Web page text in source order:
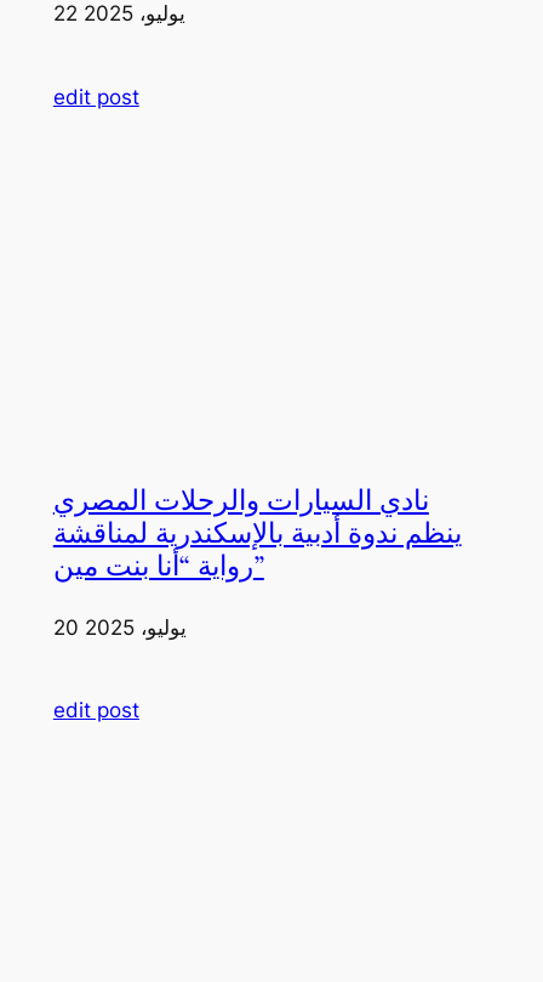
22 يوليو، 2025
edit post
نادي السيارات والرحلات المصري
ينظم ندوة أدبية بالإسكندرية لمناقشة
رواية “أنا بنت مين”
20 يوليو، 2025
edit post